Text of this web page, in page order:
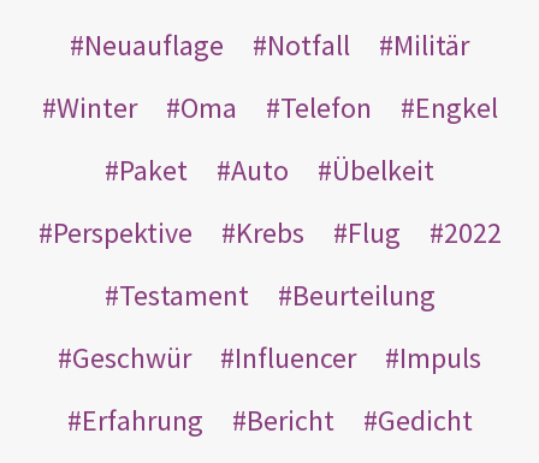
Neuauflage
Notfall
Militär
Winter
Oma Telefon
Engkel
Paket
Auto
Übelkeit
Perspektive
Krebs Flug
2022
Testament
Beurteilung
Geschwür
Influencer
Impuls
Erfahrung
Bericht
Gedicht